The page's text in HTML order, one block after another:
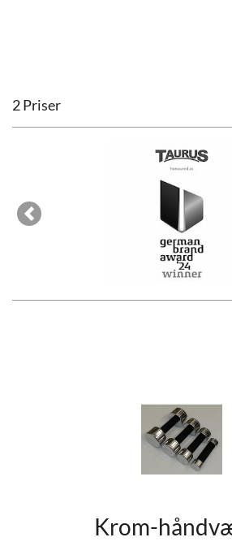
2 Priser
Previous
Krom-